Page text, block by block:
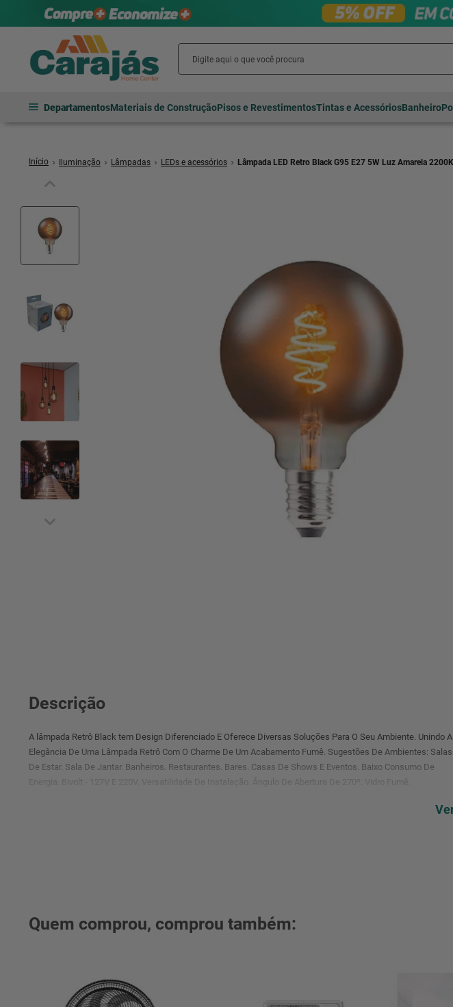
DepartamentosMateriais de ConstruçãoPisos e RevestimentosTintas e AcessóriosBanheiro
Iluminação Lâmpadas LEDs e acessórios Lâmpada LED Retro Black G95 E27 5W Luz Amarela
Descrição
A lâmpada Retrô Black tem Design Diferenciado E Oferece Diversas Soluções Para O Seu Ambiente. Unindo A
Elegância De Uma Lâmpada Retrô Com O Charme De Um Acabamento Fumê. Sugestões De Ambientes: Salas
De Estar. Sala De Jantar. Banheiros. Restaurantes. Bares. Casas De Shows E Eventos. Baixo Consumo De
Energia. Bivolt - 127V E 220V. Versatilidade De Instalação. Ângulo De Abertura De 270º. Vidro Fumê.
Quem comprou, comprou também: